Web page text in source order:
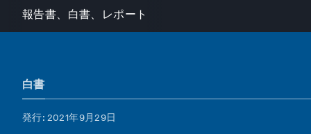
報告書、白書、レポート
白書
発行: 2021年9月29日